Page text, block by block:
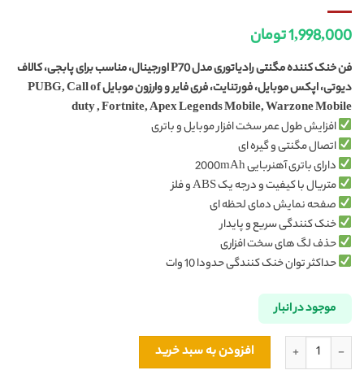
1,998,000تومان
فن خنک کننده مگنتی رادیاتوری مدل P70 اورجینال، مناسب برای پابجی، کالاف
دیوتی، اپکس موبایل، فورتنایت، فری فایر و وارزون موبایل PUBG, Call of
duty , Fortnite, Apex Legends Mobile, Warzone Mobile
افزایش طول عمر سخت افزار موبایل و باتری
اتصال مگنتی و گیره ای
دارای باتری آهنربایی 2000mAh
متریال با کیفیت و درجه یک ABS و فلز
صفحه نمایش دمای لحظه ای
خنک کنندگی سریع و پایدار
حذف لگ های سخت افزاری
حداکثر توان خنک کنندگی حدودا 10 وات
موجود در انبار
فن خنک کننده شارژی مگنتی گوشی موبایل مدل P70 اورجینال عدد
افزودن به سبد خرید